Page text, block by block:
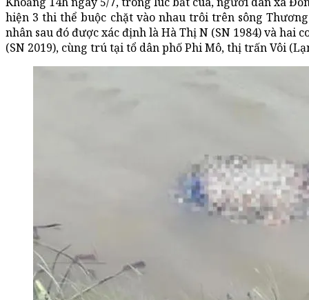
hiện 3 thi thể buộc chặt vào nhau trôi trên sông
nhân sau đó được xác định là Hà Thị N (SN 1984) và hai
(SN 2019), cùng trú tại tổ dân phố Phi Mô, thị trấn Vôi